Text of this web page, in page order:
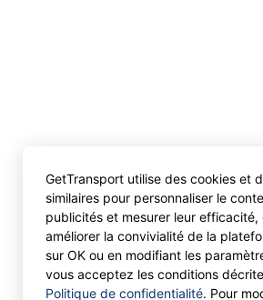
GetTransport utilise des cookies et
similaires pour personnaliser le
publicités et mesurer leur efficacité,
améliorer la convivialité de la
sur OK ou en modifiant les
vous acceptez les conditions
Politique de confidentialité. Pour